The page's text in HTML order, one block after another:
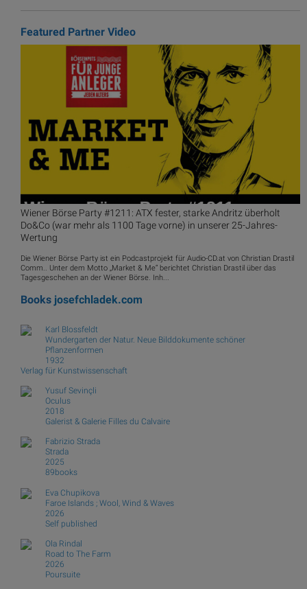
Featured Partner Video
Wiener Börse Party #1211: ATX fester, starke Andritz überholt
Do&Co (war mehr als 1100 Tage vorne) in unserer 25-Jahres-
Wertung
Die Wiener Börse Party ist ein Podcastprojekt für Audio-CD.at von Christian Drastil
Comm.. Unter dem Motto „Market & Me“ berichtet Christian Drastil über das
Tagesgeschehen an der Wiener Börse. Inh...
Books josefchladek.com
Karl Blossfeldt
Wundergarten der Natur. Neue Bilddokumente schöner
Pflanzenformen
1932
Verlag für Kunstwissenschaft
Yusuf Sevinçli
Oculus
2018
Galerist & Galerie Filles du Calvaire
Fabrizio Strada
Strada
2025
89books
Eva Chupikova
Faroe Islands ; Wool, Wind & Waves
2026
Self published
Ola Rindal
Road to The Farm
2026
Poursuite